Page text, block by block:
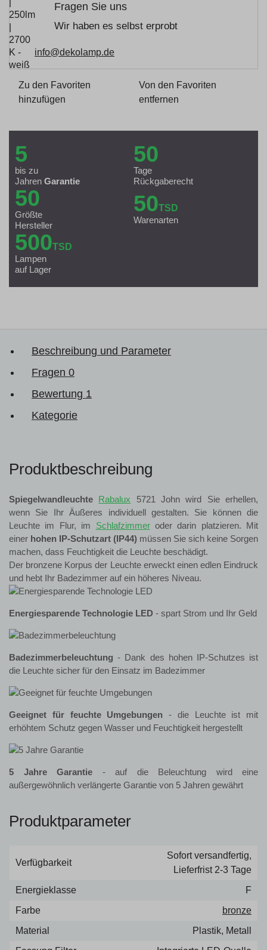
Fragen Sie uns
Wir haben es selbst erprobt
info@dekolamp.de
Zu den Favoriten
hinzufügen
Von den Favoriten
entfernen
5
bis zu
Jahren Garantie
50
Tage
Rückgaberecht
50
Größte
Hersteller
50TSD
Warenarten
500TSD
Lampen
auf Lager
Beschreibung und Parameter
Fragen 0
Bewertung 1
Kategorie
Produktbeschreibung
Spiegelwandleuchte Rabalux 5721 John wird Sie erhellen,
wenn Sie Ihr Äußeres individuell gestalten. Sie können die
Leuchte im Flur, im Schlafzimmeroder darin platzieren. Mit
einer hohen IP-Schutzart (IP44) müssen Sie sich keine Sorgen
machen, dass Feuchtigkeit die Leuchte beschädigt.
Der bronzene Korpus der Leuchte erweckt einen edlen Eindruck
und hebt Ihr Badezimmer auf ein höheres Niveau.
Energiesparende Technologie LED - spart Strom und Ihr Geld
Badezimmerbeleuchtung - Dank des hohen IP-Schutzes ist
die Leuchte sicher für den Einsatz im Badezimmer
Geeignet für feuchte Umgebungen - die Leuchte ist mit
erhöhtem Schutz gegen Wasser und Feuchtigkeit hergestellt
5 Jahre Garantie - auf die Beleuchtung wird eine
außergewöhnlich verlängerte Garantie von 5 Jahren gewährt
Produktparameter
Verfügbarkeit
Sofort versandfertig,
Lieferfrist 2-3 Tage
Energieklasse
F
Farbe
bronze
Material
Plastik, Metall